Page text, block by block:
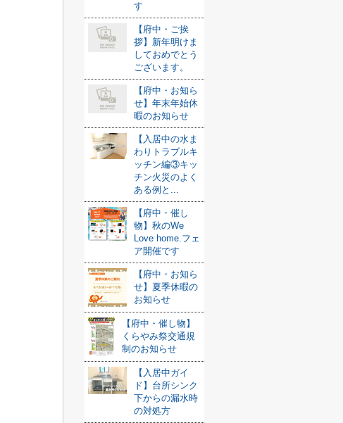
す
【府中・ご挨
拶】新年明けま
しておめでとう
ございます。
【府中・お知ら
せ】年末年始休
暇のお知らせ
【入居中の水ま
わりトラブルキ
ッチン編③キッ
チン火災のよく
ある例と...
【府中・催し
物】秋のWe
Love home.フェ
ア開催です
【府中・お知ら
せ】夏季休暇の
お知らせ
【府中・催し物】
くらやみ祭交通規
制のお知らせ
【入居中ガイ
ド】台所シンク
下からの漏水時
の対処方